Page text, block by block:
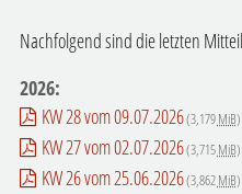
Nachfolgend sind die letzten
2026:
KW 28 vom 09.07.2026(3,179MiB)
KW 27 vom 02.07.2026(3,715MiB)
KW 26 vom 25.06.2026(3,862MiB)